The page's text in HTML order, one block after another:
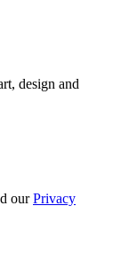
design and
ourPrivacy